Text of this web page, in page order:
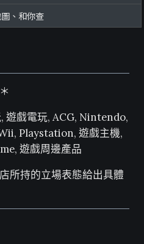
、和你查
遊戲電玩, ACG, Nintendo,
Playstation, 遊戲主機,
遊戲周邊產品
所持的立場表態給出具體